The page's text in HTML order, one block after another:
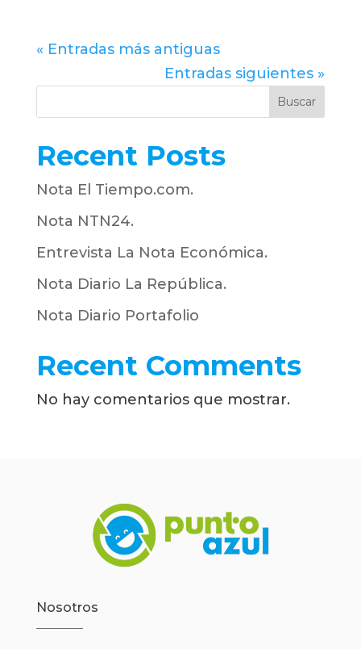
« Entradas más antiguas
Entradas siguientes »
Buscar
Recent Posts
Nota El Tiempo.com.
Nota NTN24.
Entrevista La Nota Económica.
Nota Diario La República.
Nota Diario Portafolio
Recent Comments
No hay comentarios que mostrar.
Nosotros